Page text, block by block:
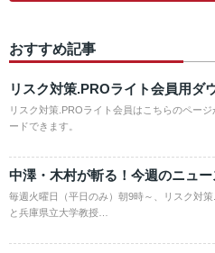
おすすめ記事
リスク対策.PROライト会員用ダ
リスク対策.PROライト会員はこちらのペー
ードできます。
中澤・木村が斬る！今週のニュ
毎週火曜日（平日のみ）朝9時～、リスク対
と兵庫県立大学教授…